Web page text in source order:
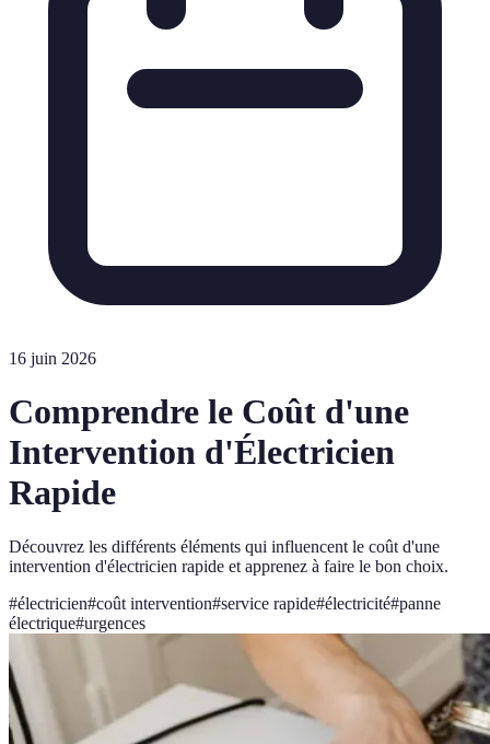
16 juin 2026
Comprendre le Coût d'une
Intervention d'Électricien
Rapide
Découvrez les différents éléments qui influencent le coût d'une
intervention d'électricien rapide et apprenez à faire le bon choix.
#électricien#coût intervention#service rapide#électricité#panne
électrique#urgences